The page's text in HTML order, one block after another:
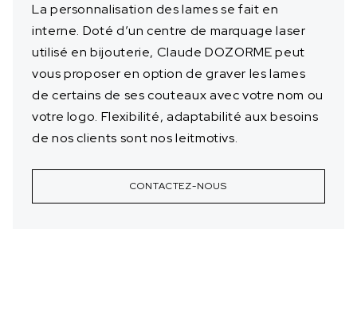
La personnalisation des lames se fait en
interne. Doté d’un centre de marquage laser
utilisé en bijouterie, Claude DOZORME peut
vous proposer en option de graver les lames
de certains de ses couteaux avec votre nom ou
votre logo. Flexibilité, adaptabilité aux besoins
de nos clients sont nos leitmotivs.
CONTACTEZ-NOUS